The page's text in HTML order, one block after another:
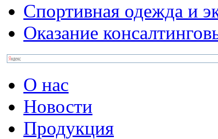
Спортивная одежда и
Оказание
О нас
Новости
Продукция